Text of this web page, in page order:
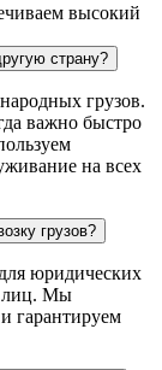
высокий
страну?
грузов.
важно быстро
на всех
грузов?
юридических
лиц. Мы
гарантируем